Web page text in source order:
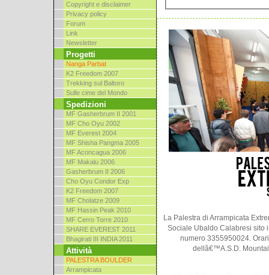
Copyright e disclaimer
Privacy policy
Forum
Link
Newsletter
Progetti
Nanga Parbat
K2 Freedom 2007
Trekking sul Baltoro
Sulle cime del Mondo
Spedizioni
MF Gasherbrum II 2001
MF Cho Oyu 2002
MF Everest 2004
MF Shisha Pangma 2005
MF Aconcagua 2006
MF Makalu 2006
Gasherbrum II 2006
Cho Oyu Condor Exp
K2 Freedom 2007
MF Cholatze 2009
MF Hassin Peak 2010
MF Cerro Torre 2010
SHARE EVEREST 2011
Bhagirati III INDIA 2011
Attività
PALESTRA BOULDER
Arrampicata
La Palestra di Arrampicata
Sociale Ubaldo Calabresi sito
numero 3355950024.
dellâ€™A.S.D.